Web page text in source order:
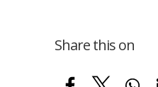
Share this on